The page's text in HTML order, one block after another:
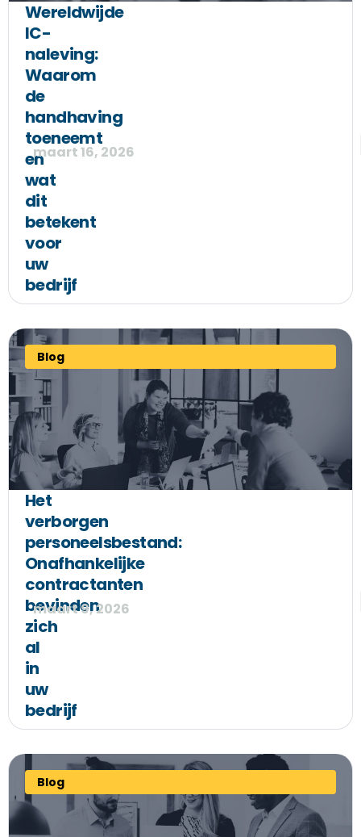
Wereldwijde
IC-
naleving:
Waarom
de
handhaving
toeneemt
en
wat
dit
betekent
voor
uw
bedrijf
maart 16, 2026
Blog
Het
verborgen
personeelsbestand:
Onafhankelijke
contractanten
bevinden
zich
al
in
uw
bedrijf
maart 9, 2026
Blog